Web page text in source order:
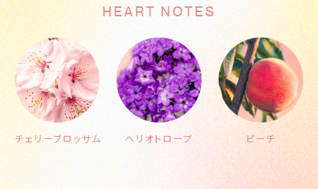
HEART NOTES
チェリーブロッサム ヘリオトロープ ピーチ